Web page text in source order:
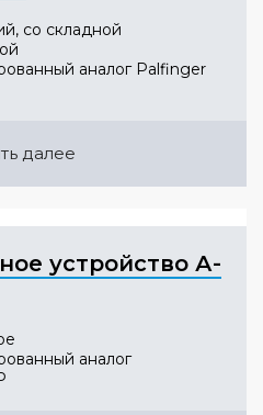
со складной
аналог Palfinger
далее
устройство А-
аналог